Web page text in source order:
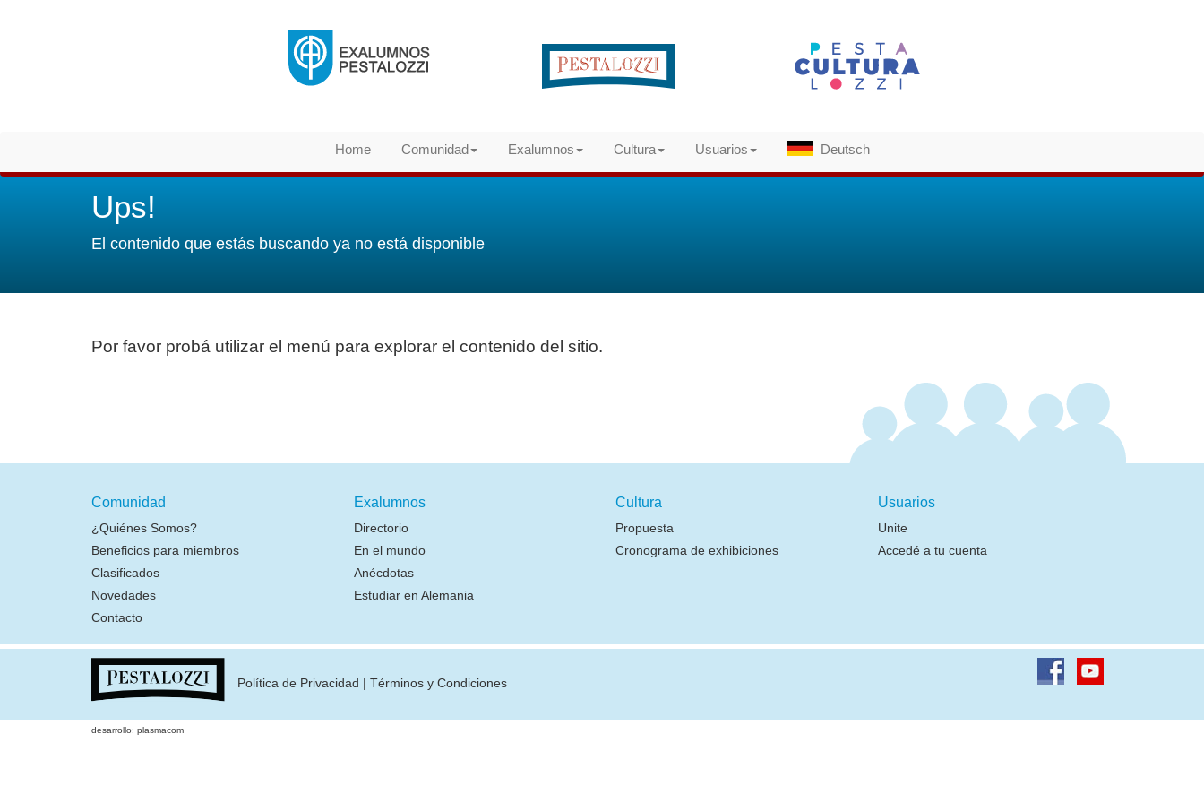
Home Comunidad Exalumnos Cultura Usuarios Deutsch
Ups!
El contenido que estás buscando ya no está disponible
Por favor probá utilizar el menú para explorar el contenido del sitio.
Comunidad
¿Quiénes Somos?
Beneficios para miembros
Clasificados
Novedades
Contacto
Exalumnos
Directorio
En el mundo
Anécdotas
Estudiar en Alemania
Cultura
Propuesta
Cronograma de exhibiciones
Usuarios
Unite
Accedé a tu cuenta
Política de Privacidad |Términos y Condiciones
desarrollo: plasmacom